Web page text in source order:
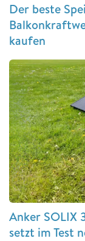
Der beste
kaufen
Anker SOLIX
setzt im Test